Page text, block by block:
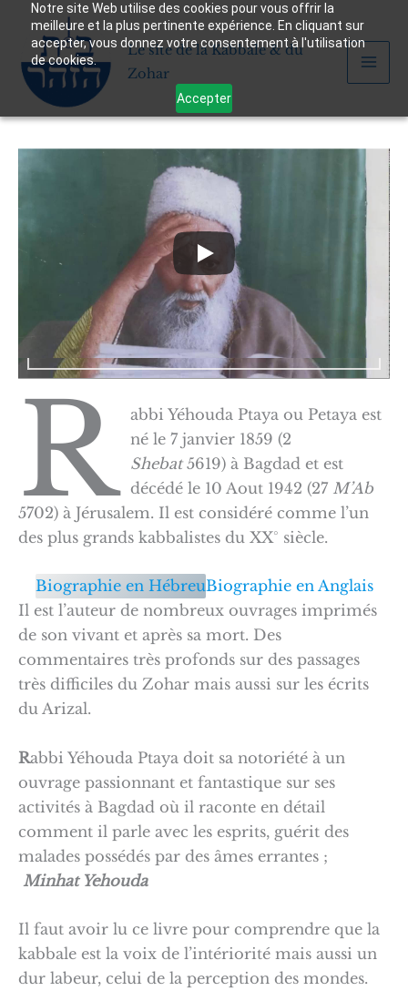
Notre site Web utilise des cookies pour vous offrir la
meilleure et la plus pertinente expérience. En cliquant sur
accepter, vous donnez votre consentement à l'utilisation
de cookies.
Accepter
Aller
contenu
Le site de la Kabbale & du
Zohar
Rabbi Yehouda Ptaya
R
abbi Yéhouda Ptaya ou Petaya est
né le 7 janvier 1859 (2
Shebat5619) à Bagdad et est
décédé le 10 Aout 1942 (27 M’Ab
5702) à Jérusalem. Il est considéré comme l’un
des plus grands kabbalistes du XX° siècle.
Biographie en HébreuBiographie en Anglais
Il est l’auteur de nombreux ouvrages imprimés
de son vivant et après sa mort. Des
commentaires très profonds sur des passages
très difficiles du Zohar mais aussi sur les écrits
du Arizal.
Rabbi Yéhouda Ptaya doit sa notoriété à un
ouvrage passionnant et fantastique sur ses
activités à Bagdad où il raconte en détail
comment il parle avec les esprits, guérit des
malades possédés par des âmes errantes ;
Minhat Yehouda
Il faut avoir lu ce livre pour comprendre que la
kabbale est la voix de l’intériorité mais aussi un
dur labeur, celui de la perception des mondes.